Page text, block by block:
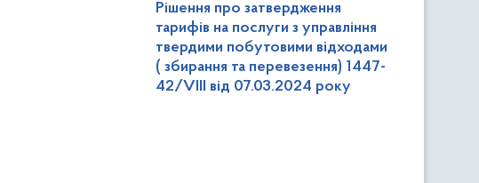
Рішення про затвердження
тарифів на послуги з управління
твердими побутовими відходами
( збирання та перевезення) 1447-
42/VIII від 07.03.2024 року